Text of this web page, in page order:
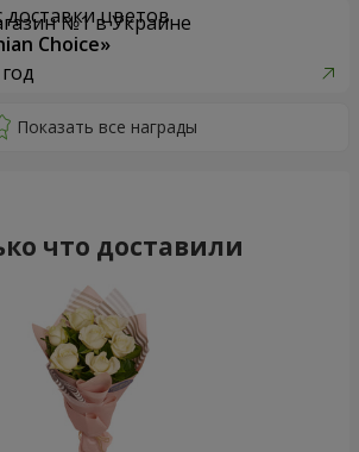
доставки цветов
Choice»
что доставили